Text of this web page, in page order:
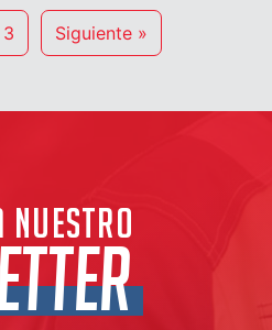
3 Siguiente »
nuestro